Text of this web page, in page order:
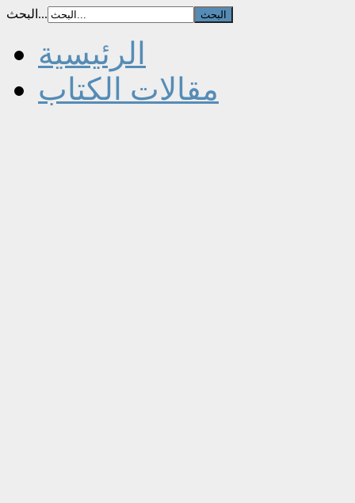
البحث...
الرئيسية
مقالات الكتاب